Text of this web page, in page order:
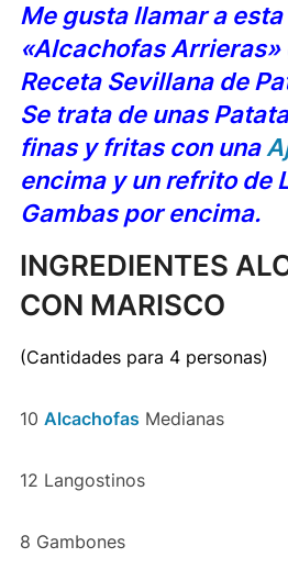
Me gusta llamar a esta
«Alcachofas Arrieras»
Receta Sevillana de
Se trata de unas
finas y fritas con una
encima y un refrito de
Gambas por encima.
INGREDIENTES
CON MARISCO
(Cantidades para 4 personas)
10 Alcachofas Medianas
12 Langostinos
8 Gambones